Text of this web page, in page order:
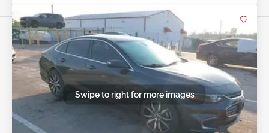
Swipe to right for more images